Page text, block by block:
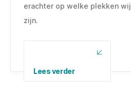
erachter op welke plekken
zijn.
Lees verder